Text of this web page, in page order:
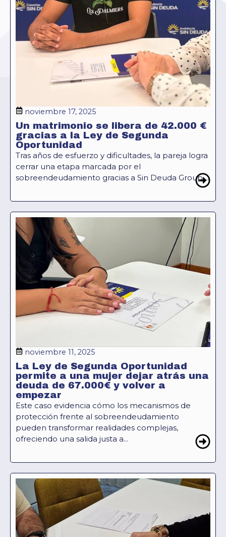
noviembre 17, 2025
Un matrimonio se libera de 42.000 €
gracias a la Ley de Segunda
Oportunidad
Tras años de esfuerzo y dificultades, la pareja logra
cerrar una etapa marcada por el
sobreendeudamiento gracias a Sin Deuda Group....
noviembre 11, 2025
La Ley de Segunda Oportunidad
permite a una mujer dejar atrás una
deuda de 67.000€ y volver a
empezar
Este caso evidencia cómo los mecanismos de
protección frente al sobreendeudamiento
pueden transformar realidades complejas,
ofreciendo una salida justa a...